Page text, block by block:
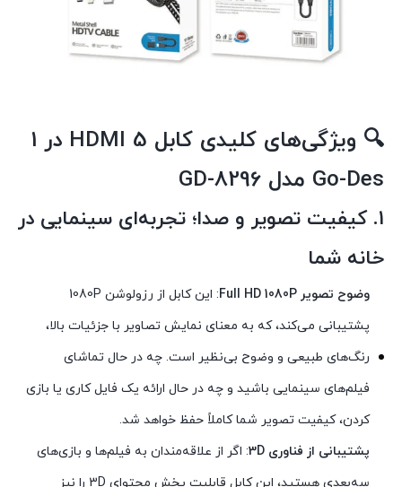
🔍 ویژگی‌های کلیدی کابل HDMI 5 در 1
Go-Des مدل GD-8296
1. کیفیت تصویر و صدا؛ تجربه‌ای سینمایی در
خانه شما
وضوح تصویر Full HD 1080P
: این کابل از رزولوشن 1080P
پشتیبانی می‌کند، که به معنای نمایش تصاویر با جزئیات بالا،
رنگ‌های طبیعی و وضوح بی‌نظیر است. چه در حال تماشای
فیلم‌های سینمایی باشید و چه در حال ارائه یک فایل کاری یا بازی‌
کردن، کیفیت تصویر شما کاملاً حفظ خواهد شد.
پشتیبانی از فناوری 3D
: اگر از علاقه‌مندان به فیلم‌ها و بازی‌های
سه‌بعدی هستید، این کابل قابلیت پخش محتوای 3D را نیز